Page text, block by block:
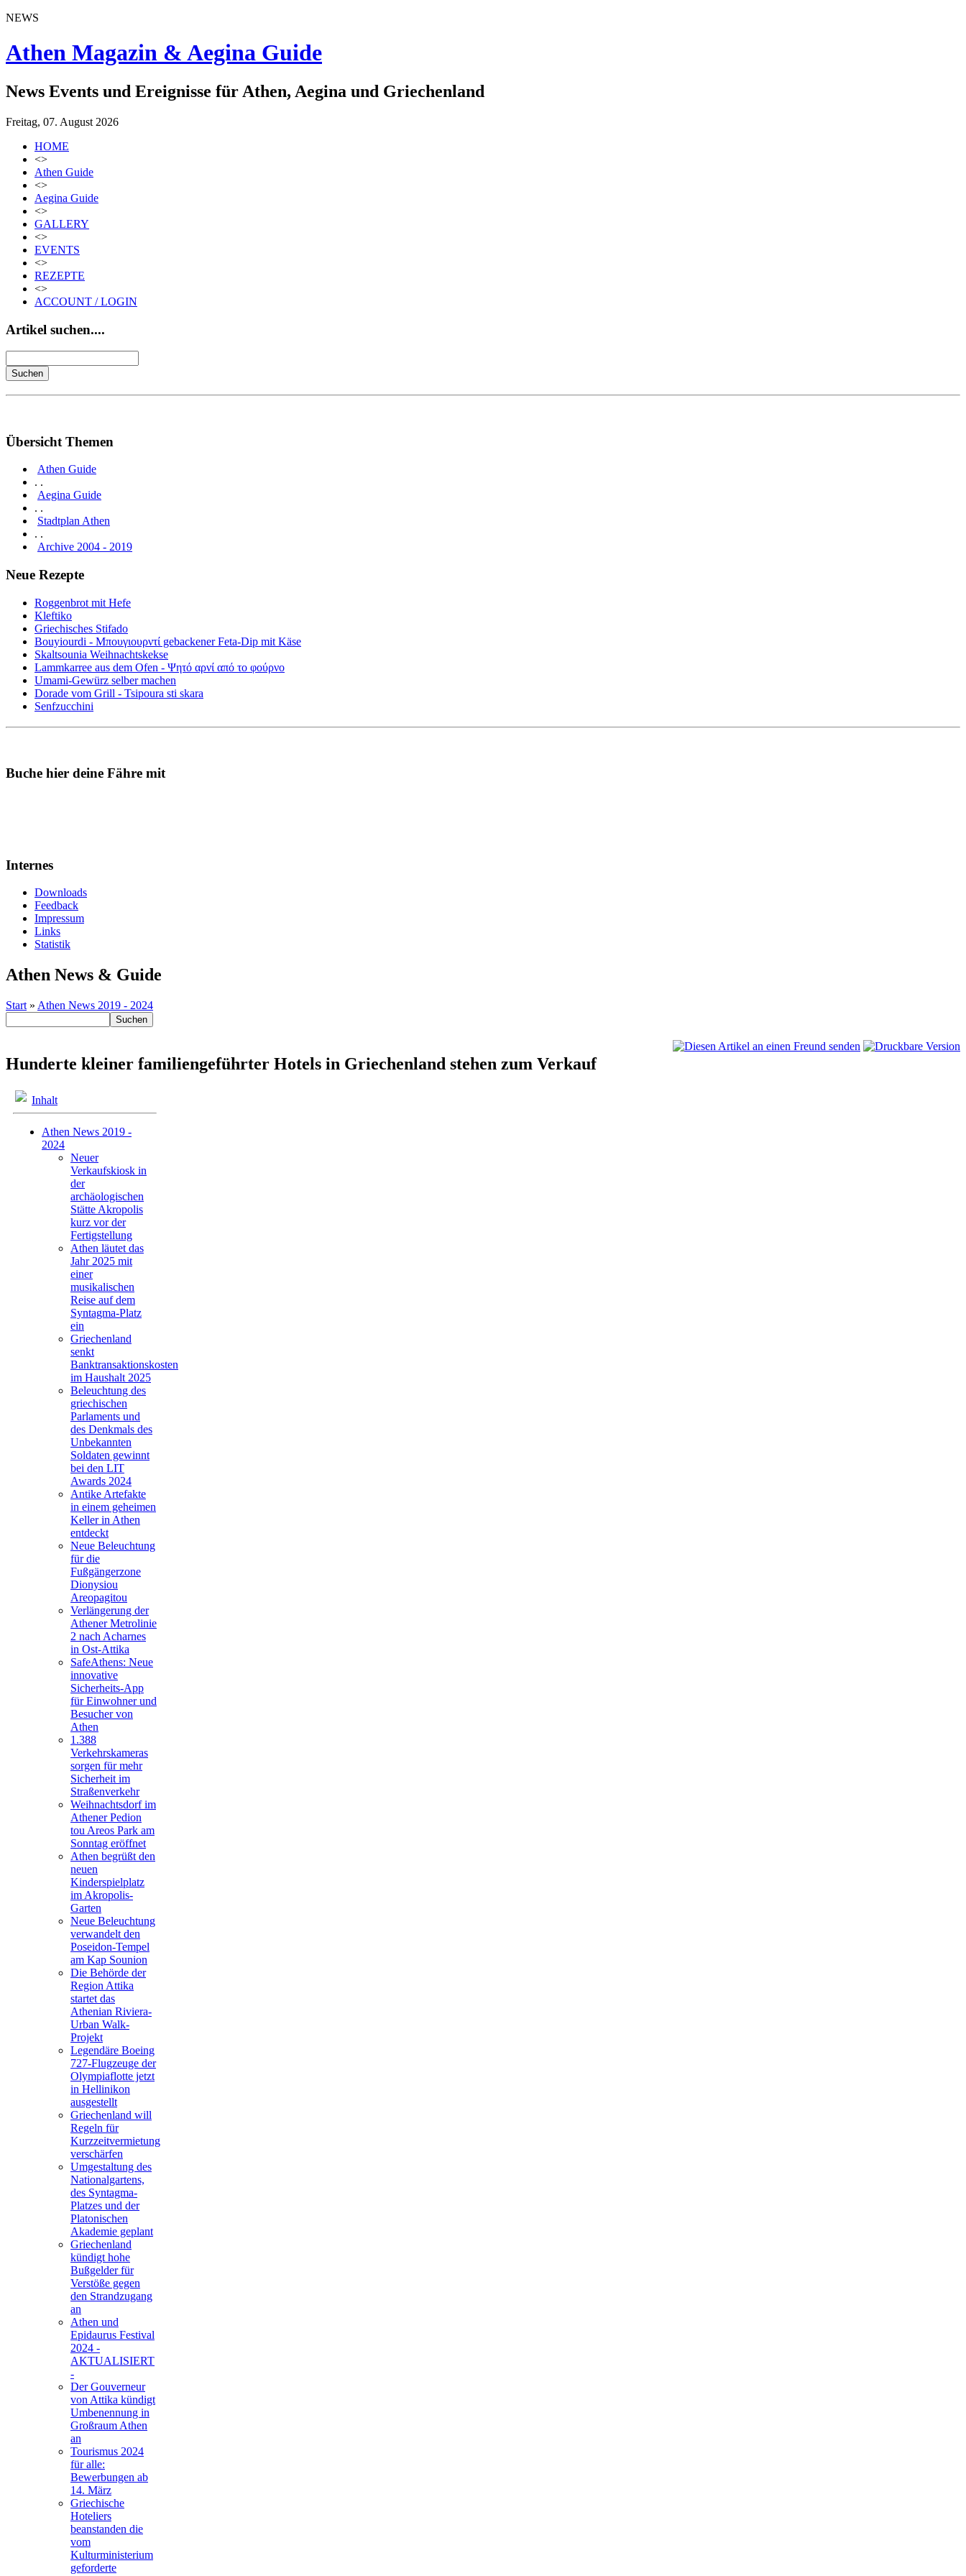
NEWS
Athen Magazin & Aegina Guide
News Events und Ereignisse für Athen, Aegina und Griechenland
Freitag, 07. August 2026
HOME
<>
Athen Guide
<>
Aegina Guide
<>
GALLERY
<>
EVENTS
<>
REZEPTE
<>
ACCOUNT / LOGIN
Artikel suchen....
Übersicht Themen
Athen Guide
. .
Aegina Guide
. .
Stadtplan Athen
. .
Archive 2004 - 2019
Neue Rezepte
Roggenbrot mit Hefe
Kleftiko
Griechisches Stifado
Bouyiourdi - Μπουγιουρντί gebackener Feta-Dip mit Käse
Skaltsounia Weihnachtskekse
Lammkarree aus dem Ofen - Ψητό αρνί από το φούρνο
Umami-Gewürz selber machen
Dorade vom Grill - Tsipoura sti skara
Senfzucchini
Buche hier deine Fähre mit
Internes
Downloads
Feedback
Impressum
Links
Statistik
Athen News & Guide
Start » Athen News 2019 - 2024
Hunderte kleiner familiengeführter Hotels in Griechenland stehen zum Verkauf
Inhalt
Athen News 2019 -
2024
Neuer
Verkaufskiosk in
der
archäologischen
Stätte Akropolis
kurz vor der
Fertigstellung
Athen läutet das
Jahr 2025 mit
einer
musikalischen
Reise auf dem
Syntagma-Platz
ein
Griechenland
senkt
Banktransaktionskosten
im Haushalt 2025
Beleuchtung des
griechischen
Parlaments und
des Denkmals des
Unbekannten
Soldaten gewinnt
bei den LIT
Awards 2024
Antike Artefakte
in einem geheimen
Keller in Athen
entdeckt
Neue Beleuchtung
für die
Fußgängerzone
Dionysiou
Areopagitou
Verlängerung der
Athener Metrolinie
2 nach Acharnes
in Ost-Attika
SafeAthens: Neue
innovative
Sicherheits-App
für Einwohner und
Besucher von
Athen
1.388
Verkehrskameras
sorgen für mehr
Sicherheit im
Straßenverkehr
Weihnachtsdorf im
Athener Pedion
tou Areos Park am
Sonntag eröffnet
Athen begrüßt den
neuen
Kinderspielplatz
im Akropolis-
Garten
Neue Beleuchtung
verwandelt den
Poseidon-Tempel
am Kap Sounion
Die Behörde der
Region Attika
startet das
Athenian Riviera-
Urban Walk-
Projekt
Legendäre Boeing
727-Flugzeuge der
Olympiaflotte jetzt
in Hellinikon
ausgestellt
Griechenland will
Regeln für
Kurzzeitvermietung
verschärfen
Umgestaltung des
Nationalgartens,
des Syntagma-
Platzes und der
Platonischen
Akademie geplant
Griechenland
kündigt hohe
Bußgelder für
Verstöße gegen
den Strandzugang
an
Athen und
Epidaurus Festival
2024 -
AKTUALISIERT
-
Der Gouverneur
von Attika kündigt
Umbenennung in
Großraum Athen
an
Tourismus 2024
für alle:
Bewerbungen ab
14. März
Griechische
Hoteliers
beanstanden die
vom
Kulturministerium
geforderte